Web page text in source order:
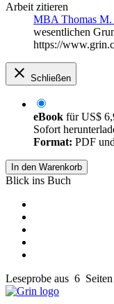
Arbeit zitieren
MBA Thomas
wesentlichen
https://
Schließen
eBook fürUS$
Sofort
Format: PDF
In den Warenkorb
Blick ins Buch
Leseprobe aus 6 Seiten